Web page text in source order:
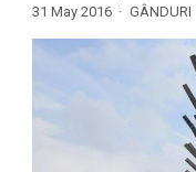
31 May 2016 · GÂNDURI